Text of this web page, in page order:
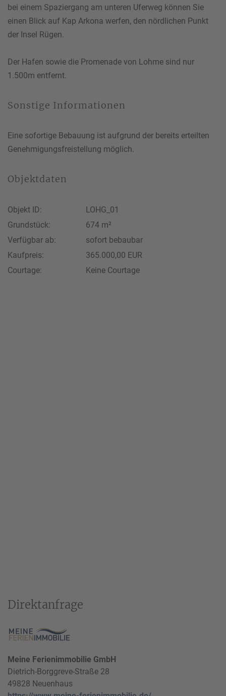
bei einem Spaziergang am unteren Uferweg können Sie
einen Blick auf Kap Arkona werfen, den nördlichen Punkt
der Insel Rügen.
Der Hafen sowie die Promenade von Lohme sind nur
1.500m entfernt.
Sonstige Informationen
Eine sofortige Bebauung ist aufgrund der bereits erteilten
Genehmigungsfreistellung möglich.
Objektdaten
Objekt ID:
LOHG_01
Grundstück:
674 m²
Verfügbar ab:
sofort bebaubar
Kaufpreis:
365.000,00 EUR
Courtage:
Keine Courtage
Direktanfrage
Meine Ferienimmobilie GmbH
Dietrich-Borggreve-Straße 28
49828 Neuenhaus